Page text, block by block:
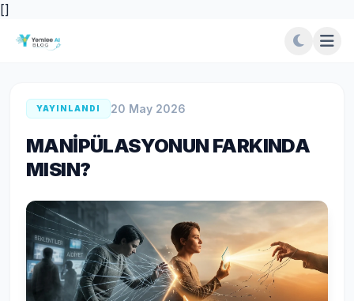
[]
YAYINLANDI 20 May 2026
MANİPÜLASYONUN FARKINDA
MISIN?